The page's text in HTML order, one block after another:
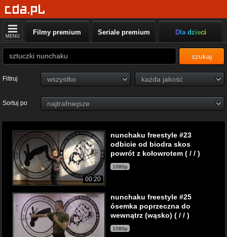
MENU Filmy premium Seriale premium Dla dzieci
szukaj
Filtruj
Sortuj po
00:20
nunchaku freestyle #23
odbicie od biodra skos
powrót z kołowrotem ( / / )
1080p
nunchaku freestyle #25
ósemka poprzeczna do
wewnątrz (wąsko) ( / / )
1080p